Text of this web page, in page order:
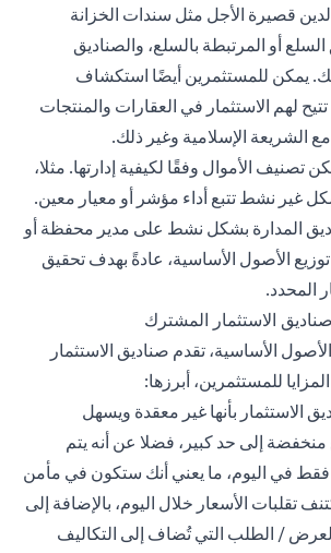
قصيرة الأجل مثل سندات الخزانة
أو المرتبطة بالسلع، والصناديق
يمكن للمستثمرين أيضًا استكشاف
لهم الاستثمار في العقارات والمنتجات
مع الشريعة الإسلامية وغير ذلك.
تصنيف الأموال وفقًا لكيفية إدارتها. مثلا،
غير نشط تتبع أداء مؤشر أو معيار معين.
المدارة بشكل نشط على مدير محفظة أو
الأصول الأساسية، عادةً بهدف تحقيق
المحدد.
الاستثمار المشترك
الأساسية، تقدم صناديق الاستثمار
للمستثمرين، أبرزها:
الاستثمار بأنها غير معقدة ويسهل
منخفضة إلى حد كبير، فضلا عن أنه يتم
في اليوم، ما يعني أنك ستكون في مأمن
تقلبات الأسعار خلال اليوم، بالإضافة إلى
/ الطلب التي تُضاف إلى التكاليف